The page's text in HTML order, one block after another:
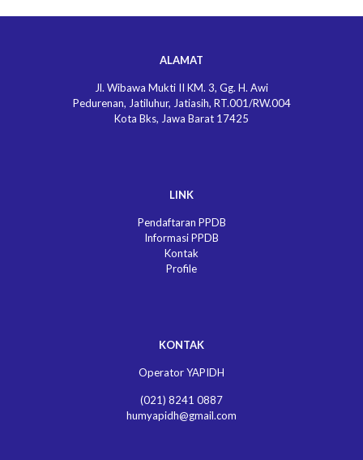
ALAMAT
Jl. Wibawa Mukti II KM. 3, Gg. H. Awi
Pedurenan, Jatiluhur, Jatiasih, RT.001/RW.004
Kota Bks, Jawa Barat 17425
LINK
Pendaftaran PPDB
Informasi PPDB
Kontak
Profile
KONTAK
Operator YAPIDH
(021) 8241 0887
humyapidh@gmail.com